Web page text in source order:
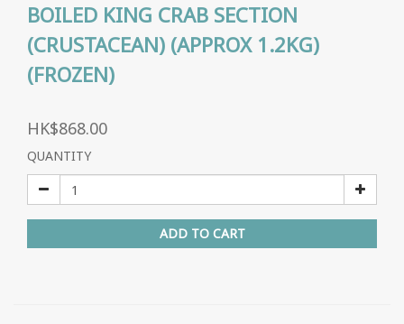
BOILED KING CRAB SECTION
(CRUSTACEAN) (APPROX 1.2KG)
(FROZEN)
HK$868.00
QUANTITY
ADD TO CART